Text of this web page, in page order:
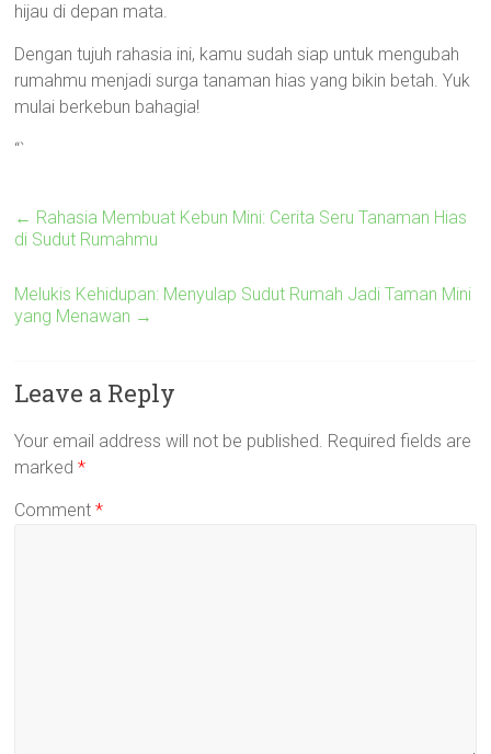
hijau di depan mata.
Dengan tujuh rahasia ini, kamu sudah siap untuk mengubah
rumahmu menjadi surga tanaman hias yang bikin betah. Yuk
mulai berkebun bahagia!
“`
← Rahasia Membuat Kebun Mini: Cerita Seru Tanaman Hias
di Sudut Rumahmu
Melukis Kehidupan: Menyulap Sudut Rumah Jadi Taman Mini
yang Menawan →
Leave a Reply
Your email address will not be published. Required fields are
marked*
Comment*